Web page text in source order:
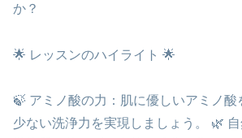
か？
🌟 レッスンのハイライト 🌟
🍃 アミノ酸の力：肌に優しいアミノ
少ない洗浄力を実現しましょう。 🌿